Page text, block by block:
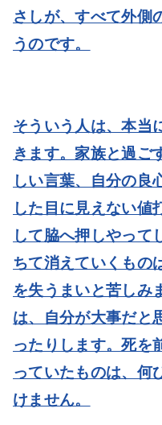
さしが、すべて外側
うのです。
そういう人は、本当
きます。家族と過ご
しい言葉、自分の良
した目に見えない値
して脇へ押しやって
ちて消えていくもの
を失うまいと苦しみ
は、自分が大事だと
ったりします。死を
っていたものは、何
けません。